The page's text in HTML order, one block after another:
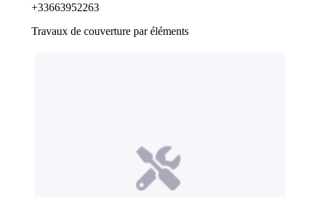
+33663952263
Travaux de couverture par éléments